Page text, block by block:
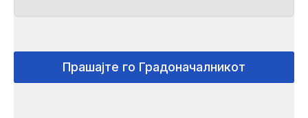
Прашајте го Градоначалникот